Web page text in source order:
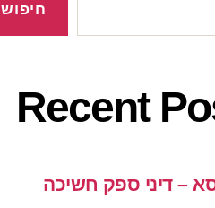
חיפוש
Recent
– דיני ספק חשיכה